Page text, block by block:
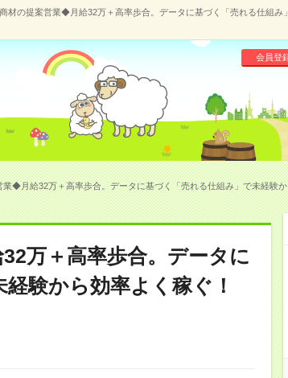
材の提案営業◆月給32万＋高率歩合。データに基づく「売れる仕組み
会員登
業◆月給32万＋高率歩合。データに基づく「売れる仕組み」で未経験
万＋高率歩合。データに
験から効率よく稼ぐ！